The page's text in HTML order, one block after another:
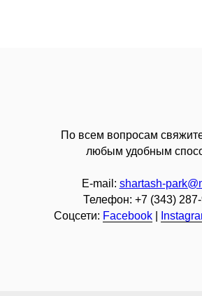
По всем вопросам
любым удобным
E-mail: shartash-
Телефон: +7 (343)
Соцсети: Facebook